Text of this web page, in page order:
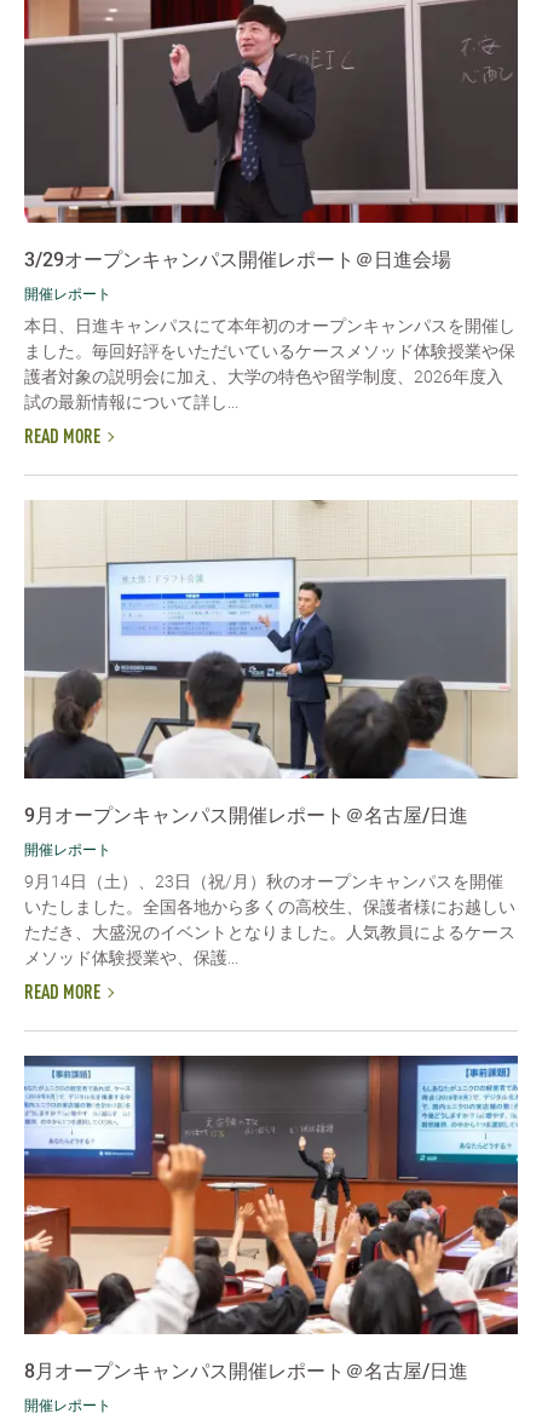
3/29オープンキャンパス開催レポート＠日進会場
開催レポート
本日、日進キャンパスにて本年初のオープンキャンパスを開催し
ました。毎回好評をいただいているケースメソッド体験授業や保
護者対象の説明会に加え、大学の特色や留学制度、2026年度入
試の最新情報について詳し...
READ MORE
9月オープンキャンパス開催レポート＠名古屋/日進
開催レポート
9月14日（土）、23日（祝/月）秋のオープンキャンパスを開催
いたしました。全国各地から多くの高校生、保護者様にお越しい
ただき、大盛況のイベントとなりました。人気教員によるケース
メソッド体験授業や、保護...
READ MORE
8月オープンキャンパス開催レポート＠名古屋/日進
開催レポート